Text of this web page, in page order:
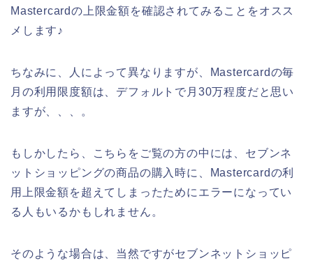
Mastercardの上限金額を確認されてみることをオスス
メします♪
ちなみに、人によって異なりますが、Mastercardの毎
月の利用限度額は、デフォルトで月30万程度だと思い
ますが、、、。
もしかしたら、こちらをご覧の方の中には、セブンネ
ットショッピングの商品の購入時に、Mastercardの利
用上限金額を超えてしまったためにエラーになってい
る人もいるかもしれません。
そのような場合は、当然ですがセブンネットショッピ